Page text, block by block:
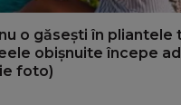
o găsești în pliantele
obișnuite începe
foto)